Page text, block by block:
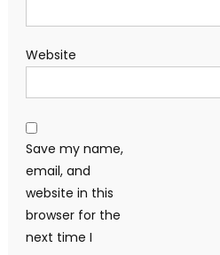
Website
Save my name,
email, and
website in this
browser for the
next time I